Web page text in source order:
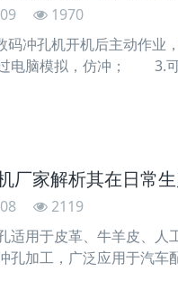
1970
冲孔机开机后主动作业
电脑模拟，仿冲； 3.
厂家解析其在日常
2119
用于皮革、牛羊皮、人工
孔加工，广泛应用于汽车